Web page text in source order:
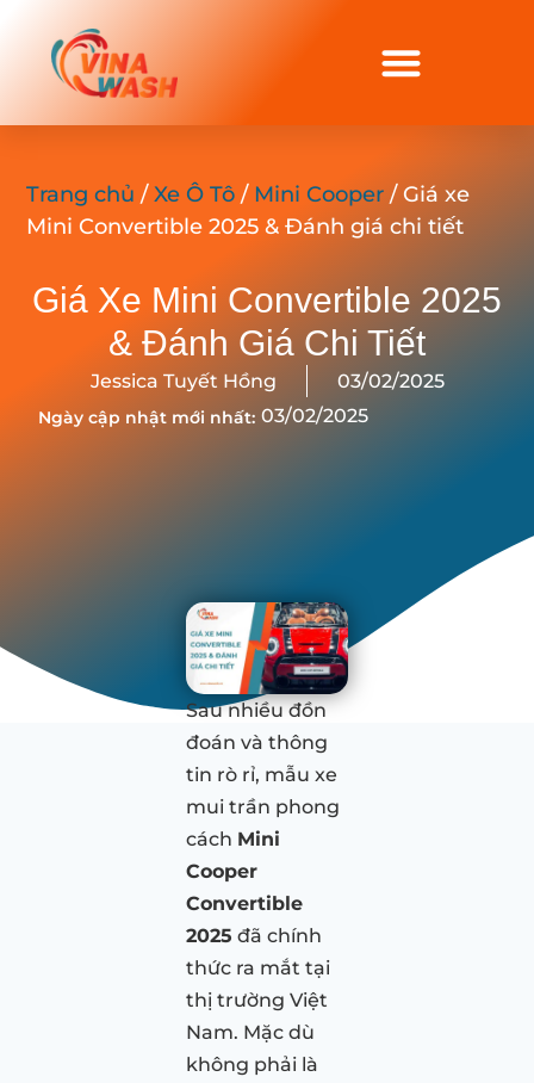
Trang chủ /Xe Ô Tô / Mini Cooper / Giá xe
Mini Convertible 2025 & Đánh giá chi tiết
Giá Xe Mini Convertible 2025
& Đánh Giá Chi Tiết
Jessica Tuyết Hồng 03/02/2025
Ngày cập nhật mới nhất: 03/02/2025
Sau nhiều đồn
đoán và thông
tin rò rỉ, mẫu xe
mui trần phong
cách Mini
Cooper
Convertible
2025 đã chính
thức ra mắt tại
thị trường Việt
Nam. Mặc dù
không phải là